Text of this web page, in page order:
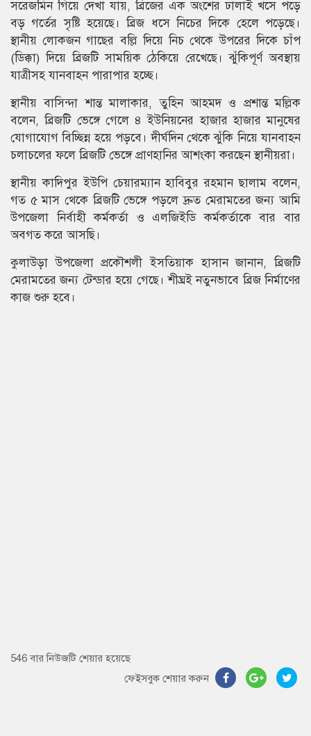
সরেজমিন গিয়ে দেখা যায়, ব্রিজের এক অংশের ঢালাই খসে পড়ে
বড় গর্তের সৃষ্টি হয়েছে। ব্রিজ ধসে নিচের দিকে হেলে পড়েছে।
স্থানীয় লোকজন গাছের বল্লি দিয়ে নিচ থেকে উপরের দিকে চাঁপ
(ডিক্কা) দিয়ে ব্রিজটি সাময়িক ঠেকিয়ে রেখেছে। ঝুঁকিপূর্ণ অবস্থায়
যাত্রীসহ যানবাহন পারাপার হচ্ছে।
স্থানীয় বাসিন্দা শান্ত মালাকার, তুহিন আহমদ ও প্রশান্ত মল্লিক
বলেন, ব্রিজটি ভেঙ্গে গেলে ৪ ইউনিয়নের হাজার হাজার মানুষের
যোগাযোগ বিচ্ছিন্ন হয়ে পড়বে। দীর্ঘদিন থেকে ঝুঁকি নিয়ে যানবাহন
চলাচলের ফলে ব্রিজটি ভেঙ্গে প্রাণহানির আশংকা করছেন স্থানীয়রা।
স্থানীয় কাদিপুর ইউপি চেয়ারম্যান হাবিবুর রহমান ছালাম বলেন,
গত ৫ মাস থেকে ব্রিজটি ভেঙ্গে পড়লে দ্রুত মেরামতের জন্য আমি
উপজেলা নির্বাহী কর্মকর্তা ও এলজিইডি কর্মকর্তাকে বার বার
অবগত করে আসছি।
কুলাউড়া উপজেলা প্রকৌশলী ইসতিয়াক হাসান জানান, ব্রিজটি
মেরামতের জন্য টেন্ডার হয়ে গেছে। শীঘ্রই নতুনভাবে ব্রিজ নির্মাণের
কাজ শুরু হবে।
546 বার নিউজটি শেয়ার হয়েছে
ফেইসবুক শেয়ার করুন